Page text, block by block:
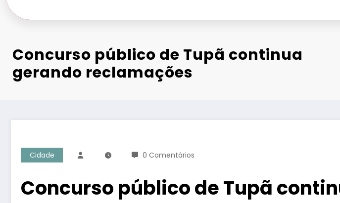
Concurso público de Tupã continua
gerando reclamações
Cidade 0 Comentários
Concurso público de Tupã